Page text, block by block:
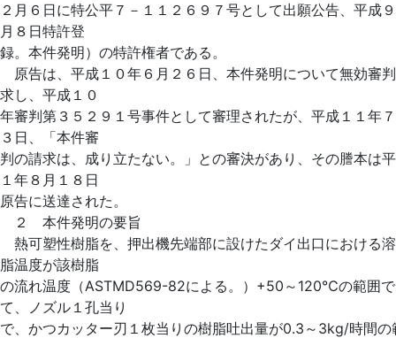
２月６日に特公平７－１１２６９７号として出願公告、平成
月８日特許登
録。本件発明）の特許権者である。
原告は、平成１０年６月２６日、本件発明について無効審
求し、平成１０
年審判第３５２９１号事件として審理されたが、平成１１年
３日、「本件審
判の請求は、成り立たない。」との審決があり、その謄本は
１年８月１８日
原告に送達された。
２ 本件発明の要旨
熱可塑性樹脂を、押出機先端部に設けたダイ出口における
脂温度が該樹脂
の流れ温度（ASTMD569-82による。）+50～120℃の範囲
て、ノズル１孔当り
で、かつカッター刃１枚当りの樹脂吐出量が0.3～3kg/時間の